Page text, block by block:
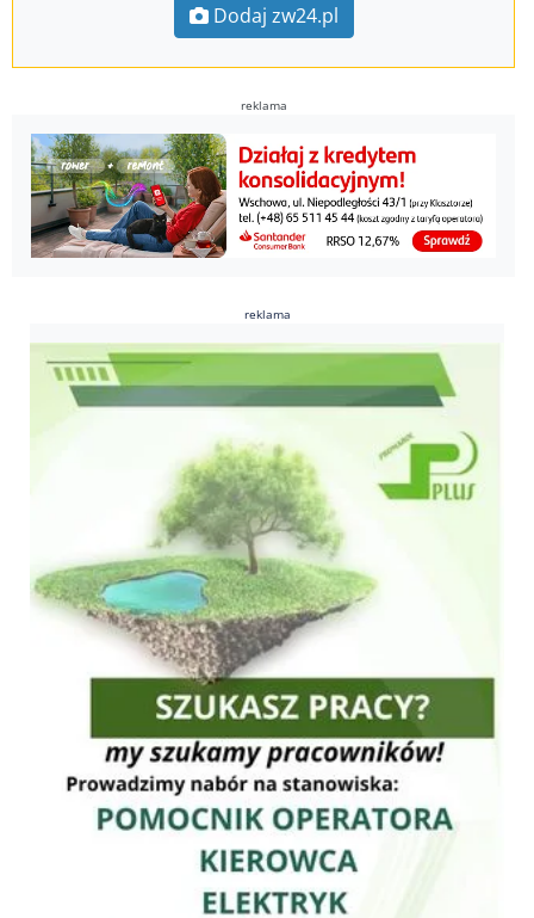
Dodaj zw24.pl
reklama
reklama